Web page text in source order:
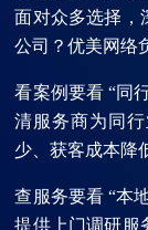
面对众多选择，
公司？优美网络
看案例要看 “同
清服务商为同
少、获客成本降
查服务要看 “本
提供上门调研服